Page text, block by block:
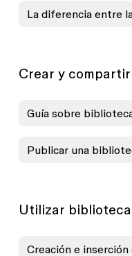
La diferencia entre
Crear y
Guía sobre
Publicar una
Utilizar
Creación e